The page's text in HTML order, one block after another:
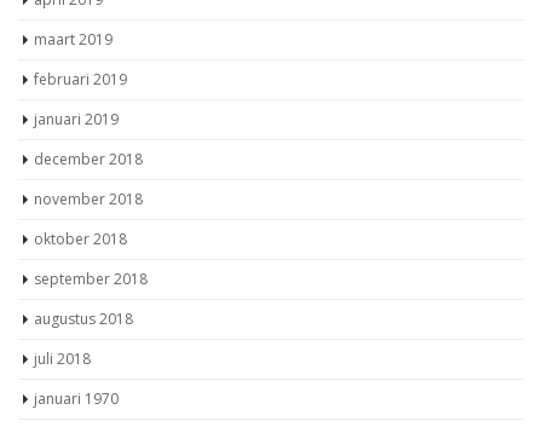
maart 2019
februari 2019
januari 2019
december 2018
november 2018
oktober 2018
september 2018
augustus 2018
juli 2018
januari 1970